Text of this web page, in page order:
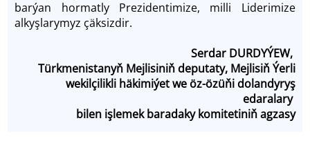
barýan hormatly Prezidentimize, milli Liderimize
alkyşlarymyz çäksizdir.
Serdar DUR­DY­ÝEW,
Türkmenistanyň Mejlisiniň deputaty, Mejlisiň Ýerli
wekilçilikli häkimiýet we öz-özüňi dolandyryş
edaralary
bilen işlemek baradaky komitetiniň agzasy